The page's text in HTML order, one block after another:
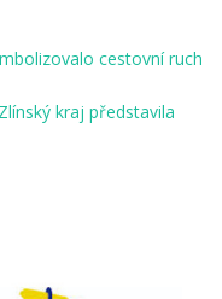
cestovní ruch
kraj představila